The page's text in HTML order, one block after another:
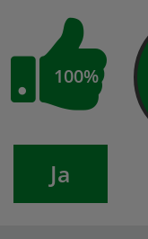
100%
Ja